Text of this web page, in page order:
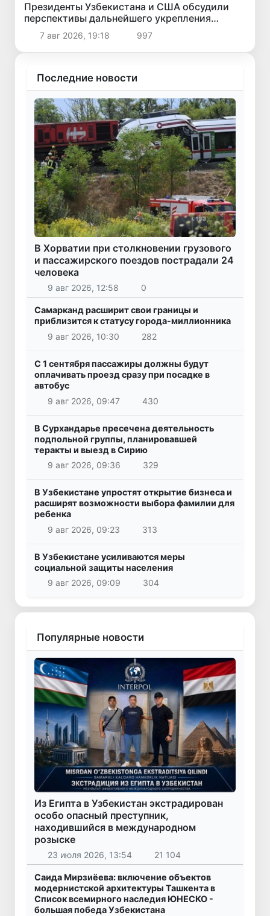
Президенты Узбекистана и США обсудили
перспективы дальнейшего укрепления
двусторонних отношений
7 авг 2026, 19:18 997
Последние новости
В Хорватии при столкновении грузового
и пассажирского поездов пострадали 24
человека
9 авг 2026, 12:58 0
Самарканд расширит свои границы и
приблизится к статусу города-миллионника
9 авг 2026, 10:30
282
С 1 сентября пассажиры должны будут
оплачивать проезд сразу при посадке в
автобус
9 авг 2026, 09:47
430
В Сурхандарье пресечена деятельность
подпольной группы, планировавшей
теракты и выезд в Сирию
9 авг 2026, 09:36
329
В Узбекистане упростят открытие бизнеса и
расширят возможности выбора фамилии для
ребенка
9 авг 2026, 09:23
313
В Узбекистане усиливаются меры
социальной защиты населения
9 авг 2026, 09:09
304
Популярные новости
Из Египта в Узбекистан экстрадирован
особо опасный преступник,
находившийся в международном
розыске
23 июля 2026, 13:54 21 104
Саида Мирзиёева: включение объектов
модернистской архитектуры Ташкента в
Список всемирного наследия ЮНЕСКО -
большая победа Узбекистана